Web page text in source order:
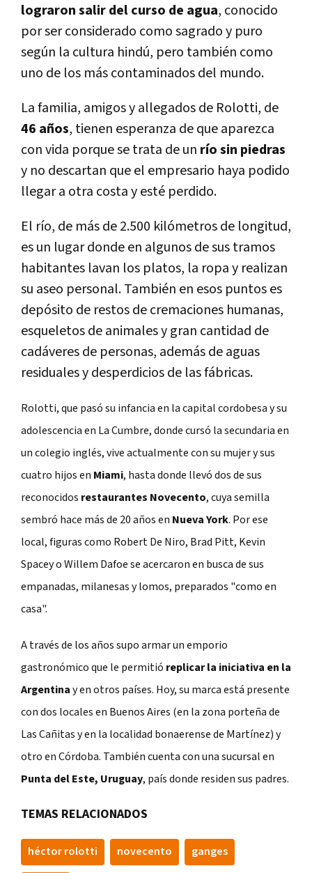
lograron salir del curso de agua, conocido
por ser considerado como sagrado y puro
según la cultura hindú, pero también como
uno de los más contaminados del mundo.
La familia, amigos y allegados de Rolotti, de
46 años, tienen esperanza de que aparezca
con vida porque se trata de un río sin piedras
y no descartan que el empresario haya podido
llegar a otra costa y esté perdido.
El río, de más de 2.500 kilómetros de longitud,
es un lugar donde en algunos de sus tramos
habitantes lavan los platos, la ropa y realizan
su aseo personal. También en esos puntos es
depósito de restos de cremaciones humanas,
esqueletos de animales y gran cantidad de
cadáveres de personas, además de aguas
residuales y desperdicios de las fábricas.
Rolotti, que pasó su infancia en la capital cordobesa y su
adolescencia en La Cumbre, donde cursó la secundaria en
un colegio inglés, vive actualmente con su mujer y sus
cuatro hijos en Miami, hasta donde llevó dos de sus
reconocidos restaurantes Novecento, cuya semilla
sembró hace más de 20 años en Nueva York. Por ese
local, figuras como Robert De Niro, Brad Pitt, Kevin
Spacey o Willem Dafoe se acercaron en busca de sus
empanadas, milanesas y lomos, preparados "como en
casa".
A través de los años supo armar un emporio
gastronómico que le permitió replicar la iniciativa en la
Argentinay en otros países. Hoy, su marca está presente
con dos locales en Buenos Aires (en la zona porteña de
Las Cañitas y en la localidad bonaerense de Martínez) y
otro en Córdoba. También cuenta con una sucursal en
Punta del Este, Uruguay, país donde residen sus padres.
TEMAS RELACIONADOS
héctor rolotti novecento ganges